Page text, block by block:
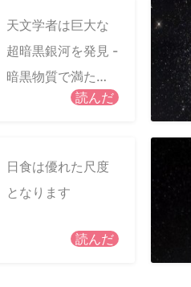
天文学者は巨大な
超暗黒銀河を発見 -
暗黒物質で満たさ
れている可能性が
読んだ
日食は優れた尺度
となります
読んだ